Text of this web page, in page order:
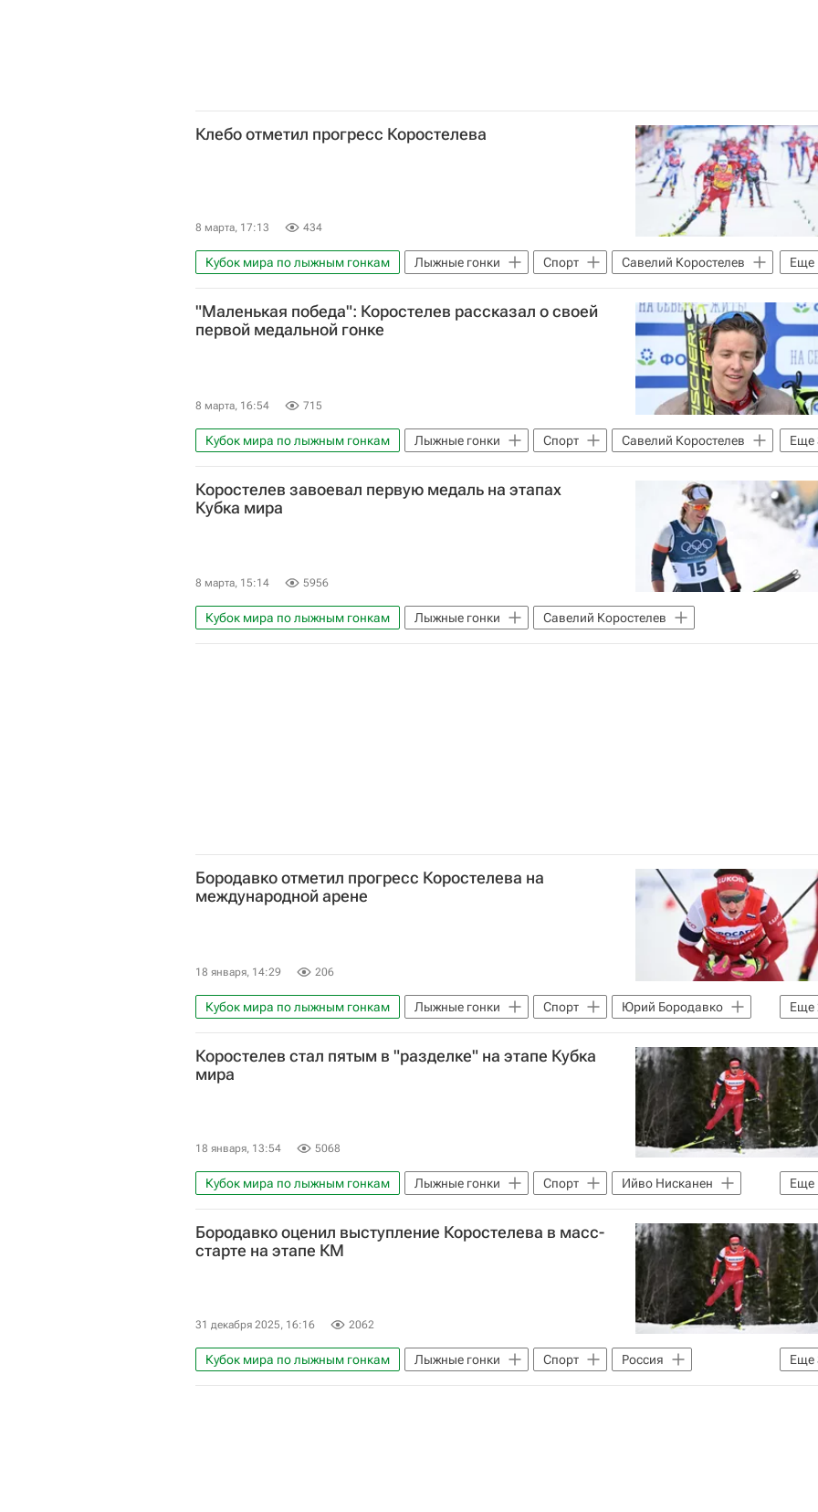
Клебо отметил прогресс Коростелева
8 марта, 17:13 434
Еще
Кубок мира по лыжным гонкам Лыжные гонки Спорт
Савелий Коростелев
Йоханнес Хёсфлот Клебо
"Маленькая победа": Коростелев рассказал о своей
первой медальной гонке
8 марта, 16:54 715
Еще
Кубок мира по лыжным гонкам Лыжные гонки Спорт
Савелий Коростелев
Дарья Непряева
Спортивный арбитражный суд (CAS)
Кубок мира по лыжным гонкам
Коростелев завоевал первую медаль на этапах
Кубка мира
8 марта, 15:14 5956
Кубок мира по лыжным гонкам Лыжные гонки Савелий Коростелев
Бородавко отметил прогресс Коростелева на
международной арене
18 января, 14:29 206
Еще
Кубок мира по лыжным гонкам Лыжные гонки Спорт
Юрий Бородавко
Савелий Коростелев
Кубок мира по лыжным гонкам
Коростелев стал пятым в "разделке" на этапе Кубка
мира
18 января, 13:54 5068
Еще
Кубок мира по лыжным гонкам Лыжные гонки Спорт
Ийво Нисканен
Савелий Коростелев
Бородавко оценил выступление Коростелева в масс-
старте на этапе КМ
31 декабря 2025, 16:16 2062
Еще
Кубок мира по лыжным гонкам Лыжные гонки Спорт
Россия
Савелий Коростелев
Юрий Бородавко Италия